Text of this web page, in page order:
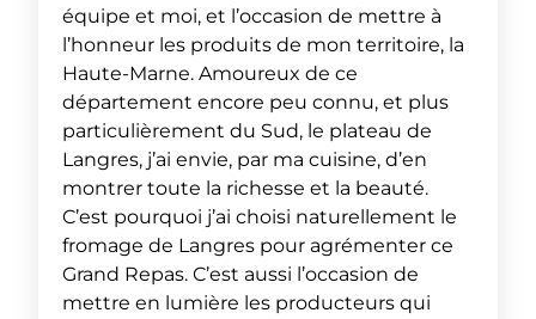
équipe et moi, et l’occasion de mettre à
l’honneur les produits de mon territoire, la
Haute-Marne. Amoureux de ce
département encore peu connu, et plus
particulièrement du Sud, le plateau de
Langres, j’ai envie, par ma cuisine, d’en
montrer toute la richesse et la beauté.
C’est pourquoi j’ai choisi naturellement le
fromage de Langres pour agrémenter ce
Grand Repas. C’est aussi l’occasion de
mettre en lumière les producteurs qui